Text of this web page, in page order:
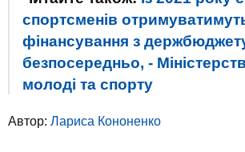
спортсменів
фінансування з
безпосередньо, -
молоді та спорту
Автор: Лариса Кононенко